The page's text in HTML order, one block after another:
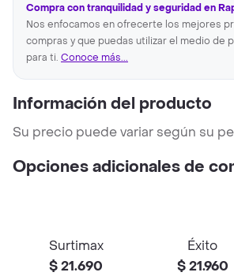
Compra con tranquilidad y seguridad en
Nos enfocamos en ofrecerte los mejores
compras y que puedas utilizar el medio de
para ti. Conoce más...
Información del producto
Su precio puede variar según su
Opciones adicionales de
Surtimax
$ 21.690
Éxito
$ 21.960